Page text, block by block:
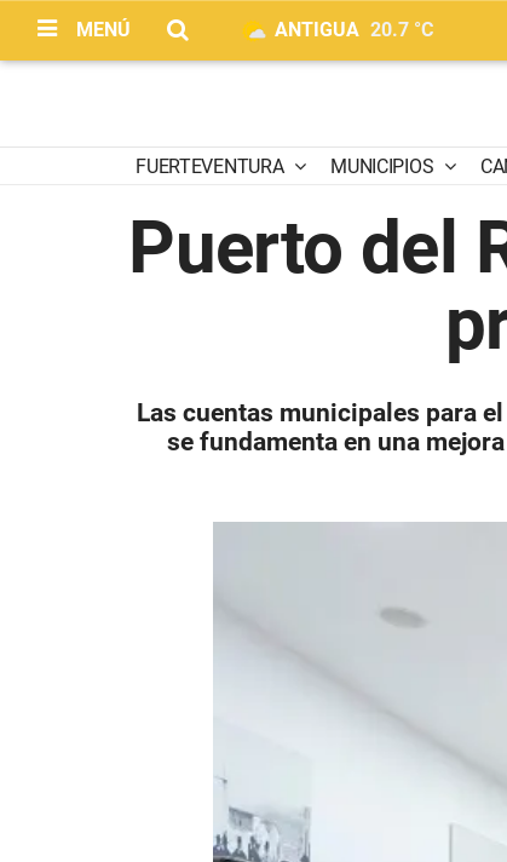
MENÚ ANTIGUA 20.7 °C
FUERTEVENTURA MUNICIPIOS
Puerto del
Las cuentas municipales para
se fundamenta en una